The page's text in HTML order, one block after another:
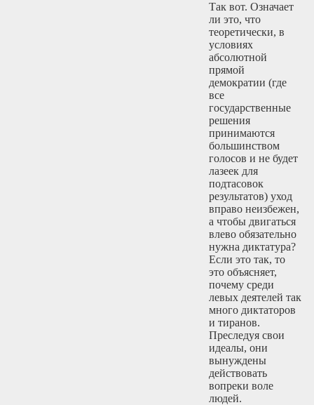
Так вот. Означает
ли это, что
теоретически, в
условиях
абсолютной
прямой
демократии (где
все
государственные
решения
принимаются
большинством
голосов и не будет
лазеек для
подтасовок
результатов) уход
вправо неизбежен,
а чтобы двигаться
влево обязательно
нужна диктатура?
Если это так, то
это объясняет,
почему среди
левых деятелей так
много диктаторов
и тиранов.
Преследуя свои
идеалы, они
вынуждены
действовать
вопреки воле
людей.